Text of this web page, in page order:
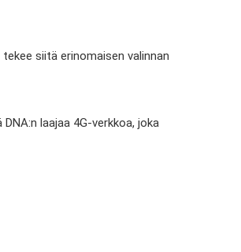
siitä erinomaisen valinnan
laajaa 4G-verkkoa, joka